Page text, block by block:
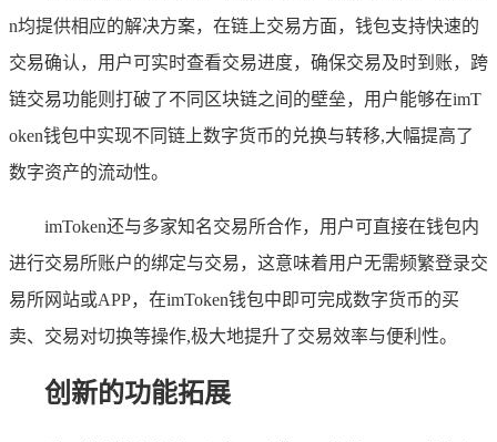
n均提供相应的解决方案，在链上交易方面，钱包支持快速的
交易确认，用户可实时查看交易进度，确保交易及时到账，跨
链交易功能则打破了不同区块链之间的壁垒，用户能够在imT
oken钱包中实现不同链上数字货币的兑换与转移,大幅提高了
数字资产的流动性。
imToken还与多家知名交易所合作，用户可直接在钱包内
进行交易所账户的绑定与交易，这意味着用户无需频繁登录交
易所网站或APP，在imToken钱包中即可完成数字货币的买
卖、交易对切换等操作,极大地提升了交易效率与便利性。
创新的功能拓展